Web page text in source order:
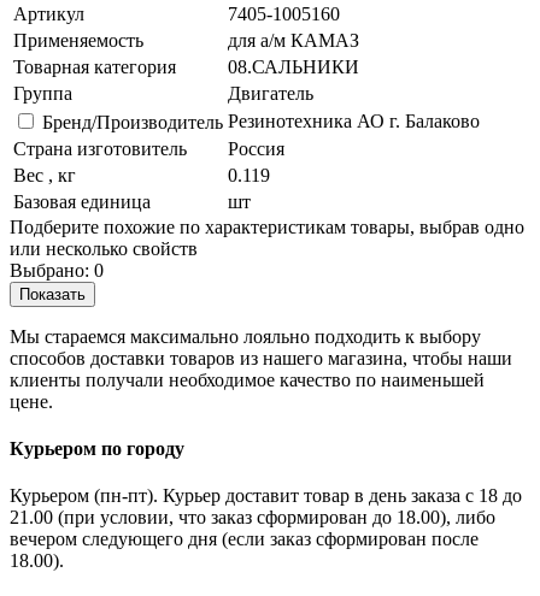
Артикул
7405-1005160
Применяемость
для а/м КАМАЗ
Товарная категория
08.САЛЬНИКИ
Группа
Двигатель
Бренд/Производитель Резинотехника АО г. Балаково
Страна изготовитель
Россия
Вес , кг
0.119
Базовая единица
шт
Подберите похожие по характеристикам товары, выбрав одно
или несколько свойств
Выбрано: 0
Показать
Мы стараемся максимально лояльно подходить к выбору
способов доставки товаров из нашего магазина, чтобы наши
клиенты получали необходимое качество по наименьшей
цене.
Курьером по городу
Курьером (пн-пт). Курьер доставит товар в день заказа с 18 до
21.00 (при условии, что заказ сформирован до 18.00), либо
вечером следующего дня (если заказ сформирован после
18.00).